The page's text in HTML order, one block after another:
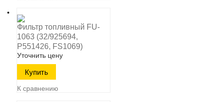
Фильтр топливный FU-
1063 (32/925694,
P551426, FS1069)
Уточнить цену
К сравнению